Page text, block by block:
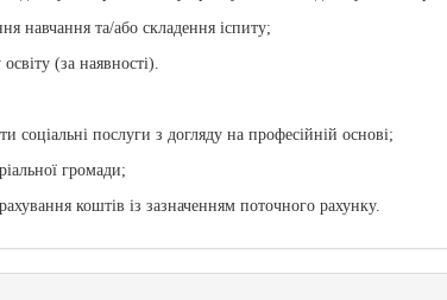
навчання та/або складення іспиту;
(за наявності).
соціальні послуги з догляду на професійній основі;
громади;
коштів із зазначенням поточного рахунку.